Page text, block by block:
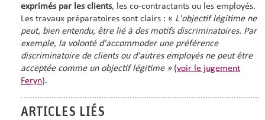
exprimés par les clients, les co-contractants ou les employés.
Les travaux préparatoires sont clairs : « L'objectif légitime ne
peut, bien entendu, être lié à des motifs discriminatoires. Par
exemple, la volonté d'accommoder une préférence
discriminatoire de clients ou d'autres employés ne peut être
acceptée comme un objectif légitime»(voir le jugement
Feryn).
ARTICLES LIÉS